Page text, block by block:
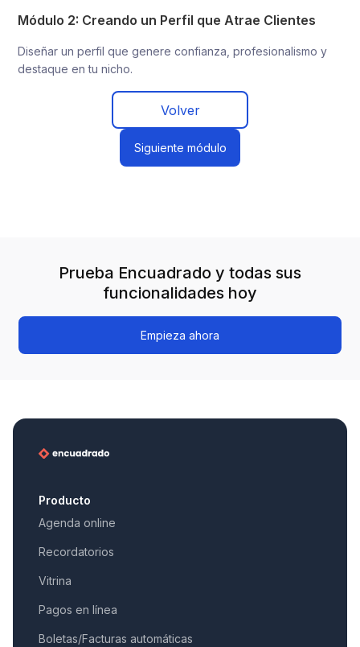
Módulo 2: Creando un Perfil que Atrae Clientes
Diseñar un perfil que genere confianza, profesionalismo y
destaque en tu nicho.
Volver
Siguiente módulo
Prueba Encuadrado y todas sus
funcionalidades hoy
Empieza ahora
Producto
Agenda online
Recordatorios
Vitrina
Pagos en línea
Boletas/Facturas automáticas